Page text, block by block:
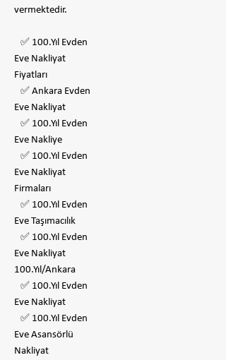
vermektedir.
✅ 100.Yıl Evden
Eve Nakliyat
Fiyatları
✅ Ankara Evden
Eve Nakliyat
✅ 100.Yıl Evden
Eve Nakliye
✅ 100.Yıl Evden
Eve Nakliyat
Firmaları
✅ 100.Yıl Evden
Eve Taşımacılık
✅ 100.Yıl Evden
Eve Nakliyat
100.Yıl/Ankara
✅ 100.Yıl Evden
Eve Nakliyat
✅ 100.Yıl Evden
Eve Asansörlü
Nakliyat